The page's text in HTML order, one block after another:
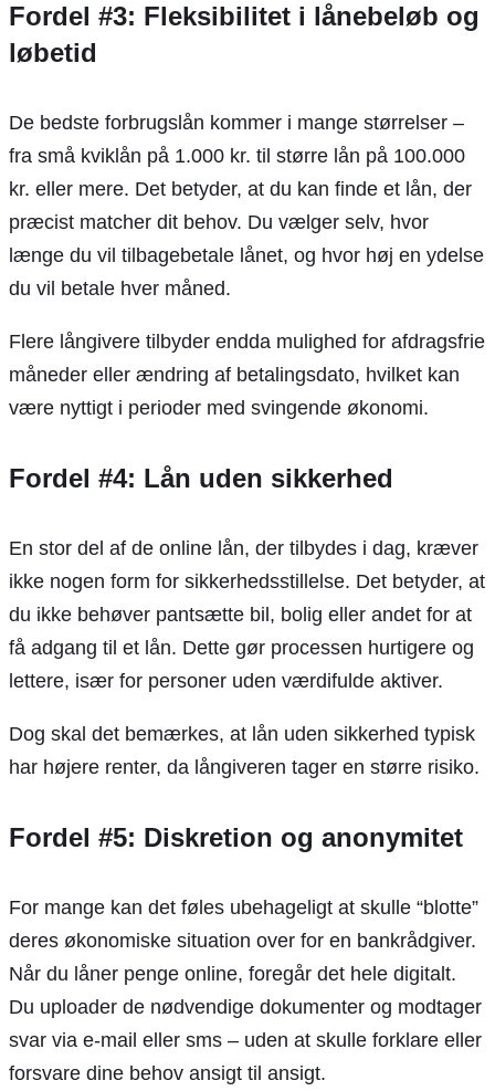
Fordel #3: Fleksibilitet i lånebeløb og
løbetid
De bedste forbrugslån kommer i mange størrelser –
fra små kviklån på 1.000 kr. til større lån på 100.000
kr. eller mere. Det betyder, at du kan finde et lån, der
præcist matcher dit behov. Du vælger selv, hvor
længe du vil tilbagebetale lånet, og hvor høj en ydelse
du vil betale hver måned.
Flere långivere tilbyder endda mulighed for afdragsfrie
måneder eller ændring af betalingsdato, hvilket kan
være nyttigt i perioder med svingende økonomi.
Fordel #4: Lån uden sikkerhed
En stor del af de online lån, der tilbydes i dag, kræver
ikke nogen form for sikkerhedsstillelse. Det betyder, at
du ikke behøver pantsætte bil, bolig eller andet for at
få adgang til et lån. Dette gør processen hurtigere og
lettere, især for personer uden værdifulde aktiver.
Dog skal det bemærkes, at lån uden sikkerhed typisk
har højere renter, da långiveren tager en større risiko.
Fordel #5: Diskretion og anonymitet
For mange kan det føles ubehageligt at skulle “blotte”
deres økonomiske situation over for en bankrådgiver.
Når du låner penge online, foregår det hele digitalt.
Du uploader de nødvendige dokumenter og modtager
svar via e-mail eller sms – uden at skulle forklare eller
forsvare dine behov ansigt til ansigt.